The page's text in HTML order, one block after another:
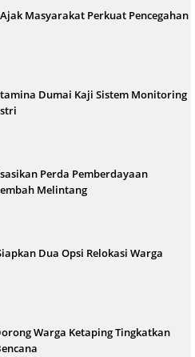
Masyarakat Perkuat Pencegahan
Dumai Kaji Sistem Monitoring
Perda Pemberdayaan
Melintang
Dua Opsi Relokasi Warga
Warga Ketaping Tingkatkan